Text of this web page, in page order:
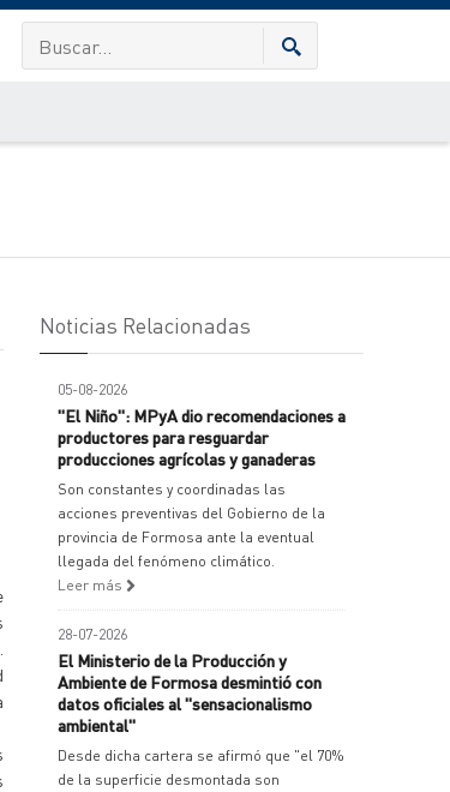
Noticias Relacionadas
05-08-2026
"El Niño": MPyA dio recomendaciones a
productores para resguardar
producciones agrícolas y ganaderas
Son constantes y coordinadas las
acciones preventivas del Gobierno de la
provincia de Formosa ante la eventual
llegada del fenómeno climático.
Leer más
28-07-2026
El Ministerio de la Producción y
Ambiente de Formosa desmintió con
datos oficiales al "sensacionalismo
ambiental"
Desde dicha cartera se afirmó que "el 70%
de la superficie desmontada son